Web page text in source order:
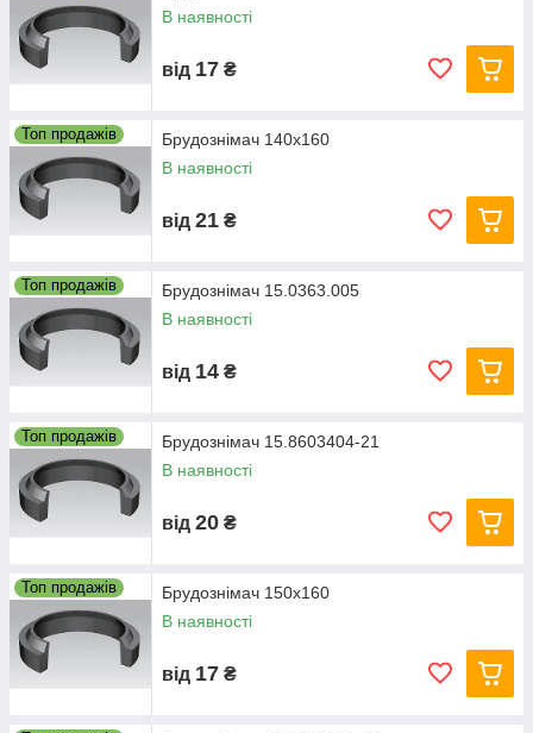
В наявності
від 17 ₴
Топ продажів
Брудознімач 140х160
В наявності
від 21 ₴
Топ продажів
Брудознімач 15.0363.005
В наявності
від 14 ₴
Топ продажів
Брудознімач 15.8603404-21
В наявності
від 20 ₴
Топ продажів
Брудознімач 150х160
В наявності
від 17 ₴